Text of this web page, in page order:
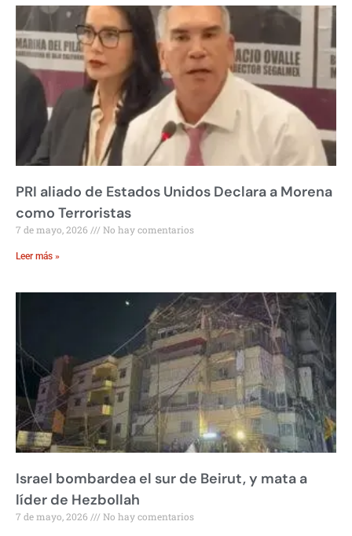
PRI aliado de Estados Unidos Declara a Morena
como Terroristas
7 de mayo, 2026 No hay comentarios
Leer más »
Israel bombardea el sur de Beirut, y mata a
líder de Hezbollah
7 de mayo, 2026 No hay comentarios